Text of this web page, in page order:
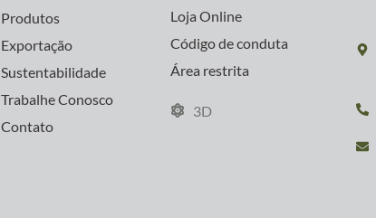
Produtos
Exportação
Sustentabilidade
Trabalhe Conosco
Contato
Loja Online
Código de conduta
Área restrita
3D